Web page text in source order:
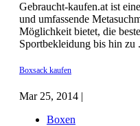
Gebraucht-kaufen.at ist
und umfassende
Möglichkeit bietet, die
Sportbekleidung bis hin zu
Boxsack kaufen
Mar 25, 2014 |
Boxen